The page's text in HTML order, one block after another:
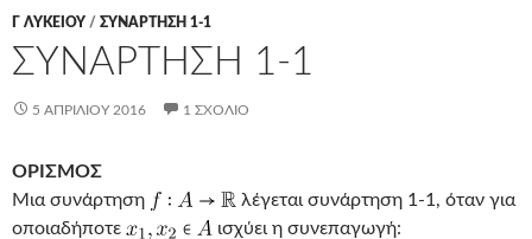
Γ ΛΥΚΕΊΟΥ / ΣΥΝΑΡΤΗΣΗ 1-1
ΣΥΝΑΡΤΗΣΗ 1-1
5 ΑΠΡΙΛΊΟΥ 2016 1 ΣΧΌΛΙΟ
ΟΡΙΣΜΟΣ
Μια συνάρτηση
λέγεται συνάρτηση 1-1, όταν για
οποιαδήποτε
ισχύει η συνεπαγωγή: